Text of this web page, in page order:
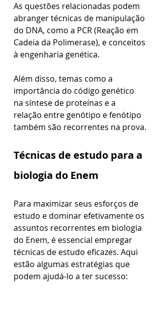
As questões relacionadas podem
abranger técnicas de manipulação
do DNA, como a PCR (Reação em
Cadeia da Polimerase), e conceitos
à engenharia genética.
Além disso, temas como a
importância do código genético
na síntese de proteínas e a
relação entre genótipo e fenótipo
também são recorrentes na prova.
Técnicas de estudo para a
biologia do Enem
Para maximizar seus esforços de
estudo e dominar efetivamente os
assuntos recorrentes em biologia
do Enem, é essencial empregar
técnicas de estudo eficazes. Aqui
estão algumas estratégias que
podem ajudá-lo a ter sucesso: